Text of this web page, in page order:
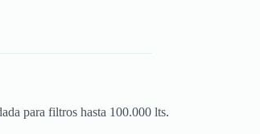
para filtros hasta 100.000 lts.